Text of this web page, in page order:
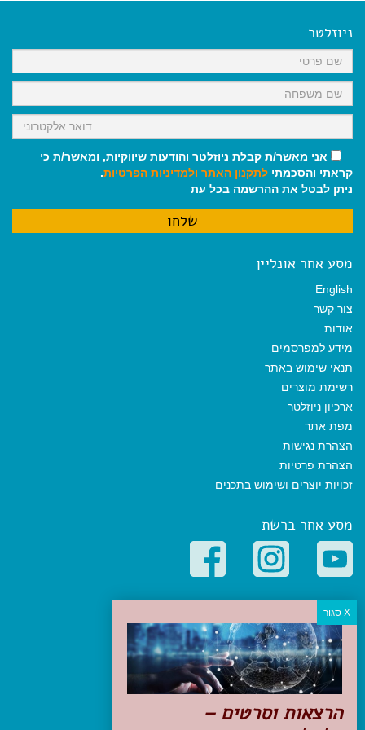
k
p
m
ניוזלטר
אני מאשר/ת קבלת ניוזלטר והודעות שיווקיות, ומאשר/ת כי
קראתי והסכמתי לתקנון האתר ולמדיניות הפרטיות.
ניתן לבטל את ההרשמה בכל עת
מסע אחר אונליין
English
צור קשר
אודות
מידע למפרסמים
תנאי שימוש באתר
רשימת מוצרים
ארכיון ניוזלטר
מפת אתר
הצהרת נגישות
הצהרת פרטיות
זכויות יוצרים ושימוש בתכנים
מסע אחר ברשת
קטגוריות פופולריות
יעדים
טיולים בישראל
מלונות בוטיק בישראל
טיפים והמלצות
הכנות לנסיעה
הרצאות וסרטים –